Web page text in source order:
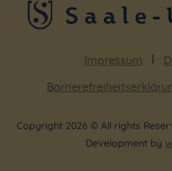
Impressum
Copyright 2026 © All rights
Development by